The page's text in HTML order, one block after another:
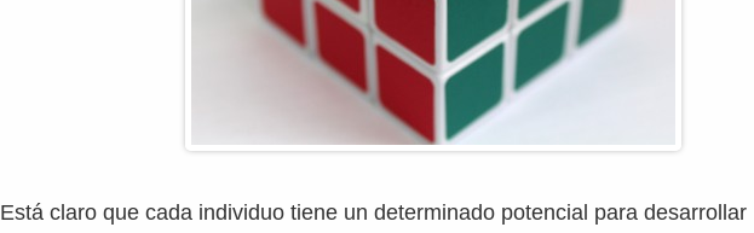
Está claro que cada individuo tiene un determinado potencial para desarrollar